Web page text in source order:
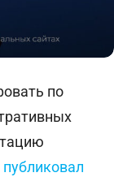
по
публиковал